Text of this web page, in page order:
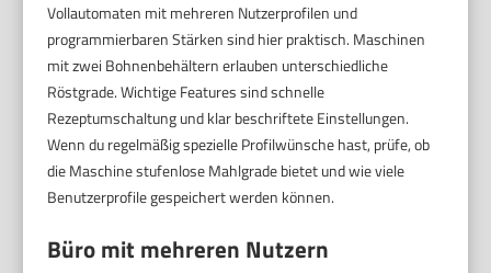
Vollautomaten mit mehreren Nutzerprofilen und
programmierbaren Stärken sind hier praktisch. Maschinen
mit zwei Bohnenbehältern erlauben unterschiedliche
Röstgrade. Wichtige Features sind schnelle
Rezeptumschaltung und klar beschriftete Einstellungen.
Wenn du regelmäßig spezielle Profilwünsche hast, prüfe, ob
die Maschine stufenlose Mahlgrade bietet und wie viele
Benutzerprofile gespeichert werden können.
Büro mit mehreren Nutzern